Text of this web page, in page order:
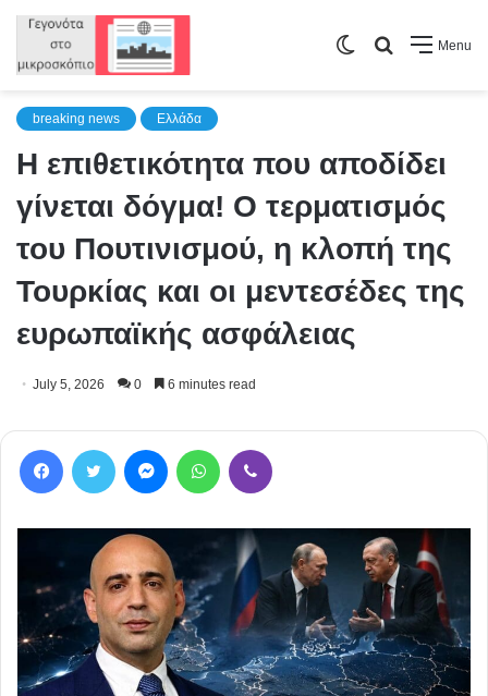
Menu
Search
Switch
breaking news Ελλάδα
Η επιθετικότητα που αποδίδει
γίνεται δόγμα! Ο τερματισμός
του Πουτινισμού, η κλοπή της
Τουρκίας και οι μεντεσέδες της
ευρωπαϊκής ασφάλειας
July 5, 2026 0 6 minutes read